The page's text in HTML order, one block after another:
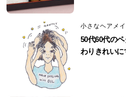
小さなヘアメ
50代60代の
わりきれい